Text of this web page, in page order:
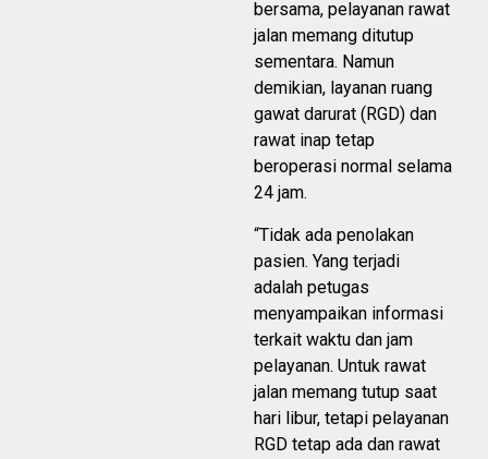
bersama, pelayanan rawat
jalan memang ditutup
sementara. Namun
demikian, layanan ruang
gawat darurat (RGD) dan
rawat inap tetap
beroperasi normal selama
24 jam.
“Tidak ada penolakan
pasien. Yang terjadi
adalah petugas
menyampaikan informasi
terkait waktu dan jam
pelayanan. Untuk rawat
jalan memang tutup saat
hari libur, tetapi pelayanan
RGD tetap ada dan rawat